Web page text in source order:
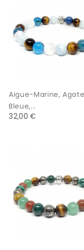
Aigue-Marine, Agate
Bleue,...
32,00 €